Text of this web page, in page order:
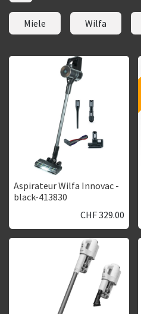
Miele Wilfa
Aspirateur Wilfa Innovac -
black-413830
CHF329.00